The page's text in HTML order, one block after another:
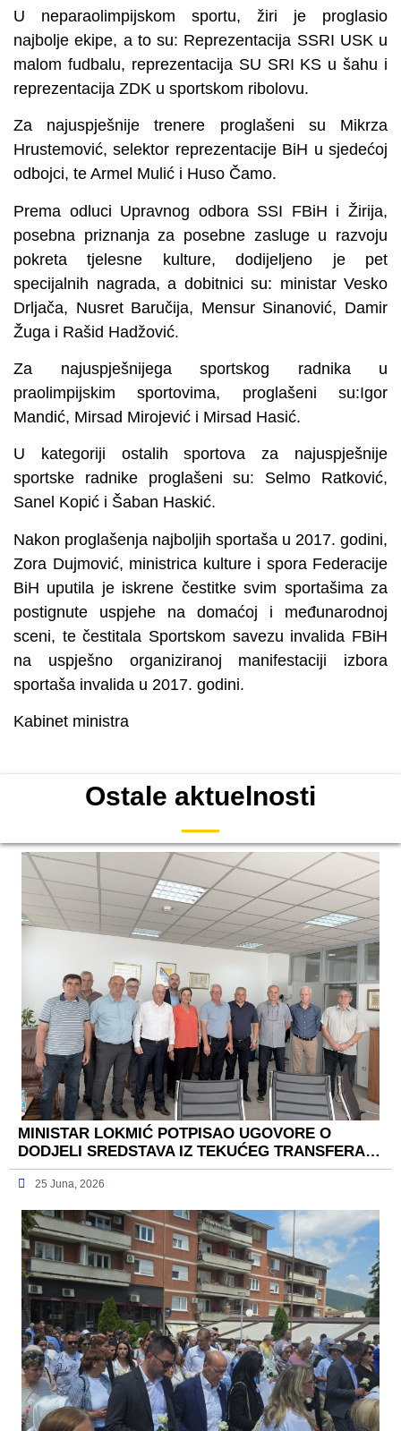
U neparaolimpijskom sportu, žiri je proglasio
najbolje ekipe, a to su: Reprezentacija SSRI USK u
malom fudbalu, reprezentacija SU SRI KS u šahu i
reprezentacija ZDK u sportskom ribolovu.
Za najuspješnije trenere proglašeni su Mikrza
Hrustemović, selektor reprezentacije BiH u sjedećoj
odbojci, te Armel Mulić i Huso Čamo.
Prema odluci Upravnog odbora SSI FBiH i Žirija,
posebna priznanja za posebne zasluge u razvoju
pokreta tjelesne kulture, dodijeljeno je pet
specijalnih nagrada, a dobitnici su: ministar Vesko
Drljača, Nusret Baručija, Mensur Sinanović, Damir
Žuga i Rašid Hadžović.
Za najuspješnijega sportskog radnika u
praolimpijskim sportovima, proglašeni su:Igor
Mandić, Mirsad Mirojević i Mirsad Hasić.
U kategoriji ostalih sportova za najuspješnije
sportske radnike proglašeni su: Selmo Ratković,
Sanel Kopić i Šaban Haskić.
Nakon proglašenja najboljih sportaša u 2017. godini,
Zora Dujmović, ministrica kulture i spora Federacije
BiH uputila je iskrene čestitke svim sportašima za
postignute uspjehe na domaćoj i međunarodnoj
sceni, te čestitala Sportskom savezu invalida FBiH
na uspješno organiziranoj manifestaciji izbora
sportaša invalida u 2017. godini.
Kabinet ministra
Ostale aktuelnosti
MINISTAR LOKMIĆ POTPISAO UGOVORE O
DODJELI SREDSTAVA IZ TEKUĆEG TRANSFERA…
25 Juna, 2026